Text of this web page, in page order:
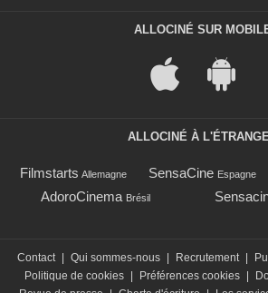
ALLOCINÉ SUR
ALLOCINÉ À
Filmstarts Allemagne SensaCine Espagne
AdoroCinema Brésil
Contact Qui sommes-nous Recrutement
Politique de cookies
Préférences cookies